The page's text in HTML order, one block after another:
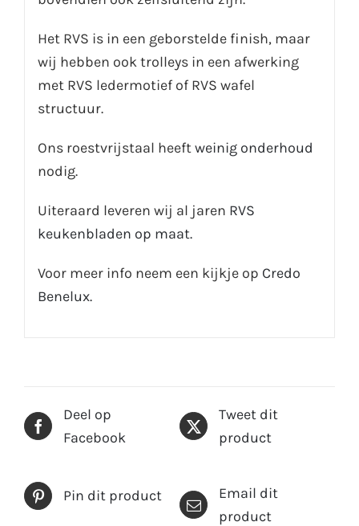
Het RVS is in een geborstelde finish, maar
wij hebben ook trolleys in een afwerking
met RVS ledermotief of RVS wafel
structuur.
Ons roestvrijstaal heeftweinig onderhoud
nodig.
Uiteraard leveren wij al jaren RVS
keukenbladen op maat.
Voor meer info neem een kijkje op Credo
Benelux.
Deel op
Facebook
Tweet dit
product
Pin dit product
Email dit
product